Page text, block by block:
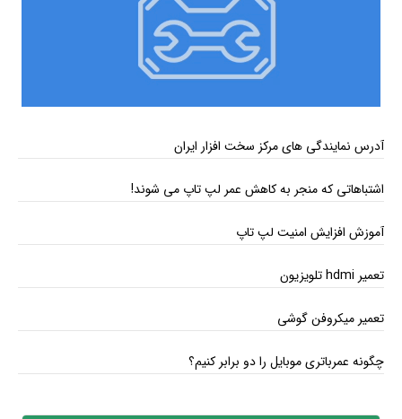
آدرس نمایندگی های مرکز سخت افزار ایران
اشتباهاتی که منجر به کاهش عمر لپ تاپ می ‌شوند!
آموزش افزایش امنیت لپ تاپ
تعمیر hdmi تلویزیون
تعمیر میکروفن گوشی
چگونه عمرباتری موبایل را دو برابر کنیم؟